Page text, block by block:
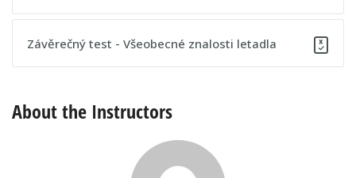
Postupový test 21 - Všeobecné znalosti letadla
Závěrečný test - Všeobecné znalosti letadla
About the Instructors